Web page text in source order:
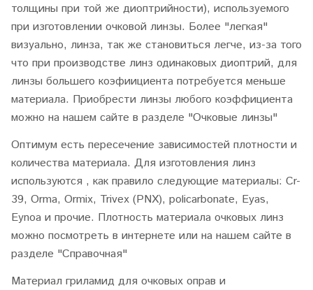
толщины при той же диоптрийности), используемого
при изготовлении очковой линзы. Более "легкая"
визуально, линза, так же становиться легче, из-за того
что при производстве линз одинаковых диоптрий, для
линзы большего коэфиициента потребуется меньше
материала. Приобрести линзы любого коэффициента
можно на нашем сайте в разделе "Очковые линзы"
Оптимум есть пересечение зависимостей плотности и
количества материала. Для изготовления линз
используются , как правило следующие материалы: Cr-
39, Orma, Ormix, Trivex (PNX), policarbonate, Eyas,
Eynoa и прочие. Плотность материала очковых линз
можно посмотреть в интернете или на нашем сайте в
разделе "Справочная"
Материал гриламид для очковых оправ и